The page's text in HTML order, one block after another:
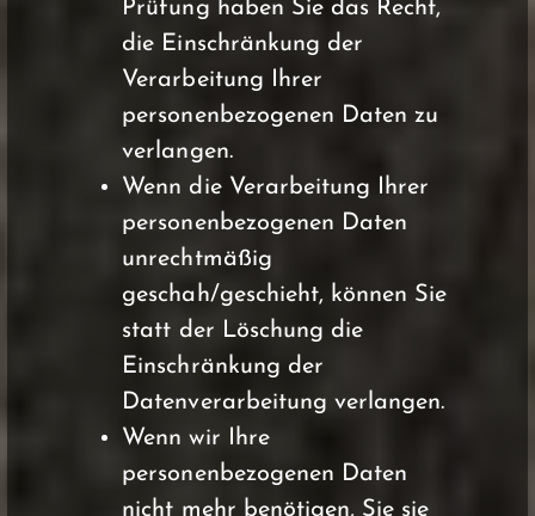
Prüfung haben Sie das Recht,
die Einschränkung der
Verarbeitung Ihrer
personenbezogenen Daten zu
verlangen.
Wenn die Verarbeitung Ihrer
personenbezogenen Daten
unrechtmäßig
geschah/geschieht, können Sie
statt der Löschung die
Einschränkung der
Datenverarbeitung verlangen.
Wenn wir Ihre
personenbezogenen Daten
nicht mehr benötigen, Sie sie